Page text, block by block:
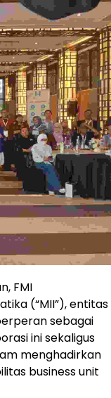
FMI
(“MII”), entitas
sebagai
ini sekaligus
menghadirkan
business unit